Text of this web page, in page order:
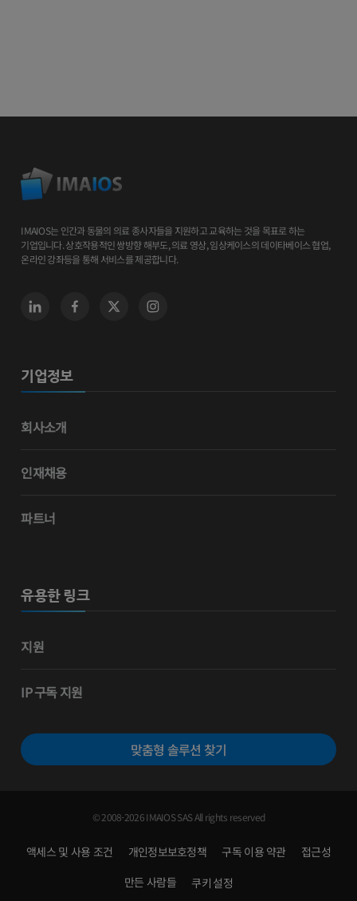
IMAIOS는 인간과 동물의 의료 종사자들을 지원하고 교육하는 것을 목표로 하는
기업입니다. 상호작용적인 쌍방향 해부도, 의료 영상, 임상케이스의 데이타베이스 협업,
온라인 강좌등을 통해 서비스를 제공합니다.
기업정보
회사소개
인재채용
파트너
유용한 링크
지원
IP 구독 지원
맞춤형 솔루션 찾기
© 2008-2026 IMAIOS SAS All rights reserved
액세스 및 사용 조건 개인정보보호정책 구독 이용 약관
접근성
만든 사람들
쿠키 설정